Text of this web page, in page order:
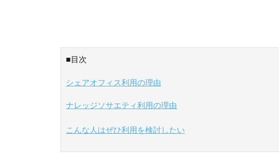
■目次
シェアオフィス利用の理由
ナレッジソサエティ利用の理由
こんな人はぜひ利用を検討したい